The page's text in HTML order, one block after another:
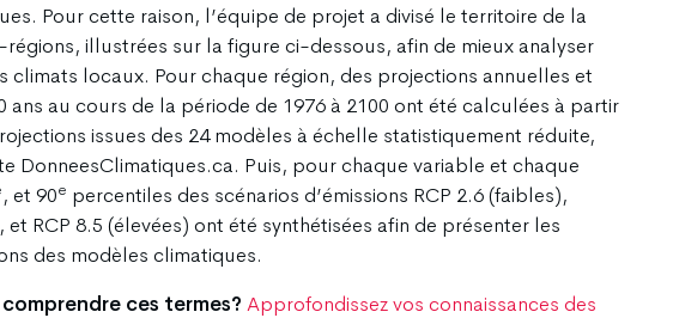
Pour cette raison, l’équipe de projet a divisé le territoire de la
illustrées sur la figure ci-dessous, afin de mieux analyser
climats locaux. Pour chaque région, des projections annuelles et
ans au cours de la période de 1976 à 2100 ont été calculées à partir
issues des 24 modèles à échelle statistiquement réduite,
DonneesClimatiques.ca. Puis, pour chaque variable et chaque
, et 90e percentiles des scénarios d’émissions RCP 2.6 (faibles),
et RCP 8.5 (élevées) ont été synthétisées afin de présenter les
des modèles climatiques.
ces termes? Approfondissez vos connaissances des